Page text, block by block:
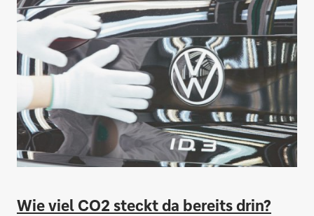
Wie viel CO2 steckt da bereits drin?